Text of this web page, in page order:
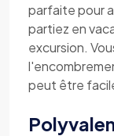
parfaite pour
partiez en
excursion.
peut être